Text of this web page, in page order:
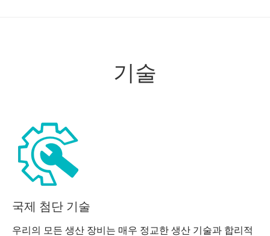
기술
국제 첨단 기술
우리의 모든 생산 장비는 매우 정교한 생산 기술과 합리적